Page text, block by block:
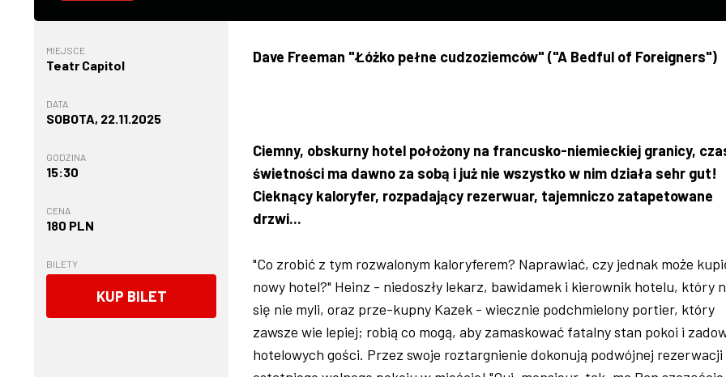
MIEJSCE
Teatr Capitol
DATA
SOBOTA, 22.11.2025
GODZINA
15:30
CENA
180 PLN
BILETY
KUP BILET
Dave Freeman "Łóżko pełne cudzoziemców" ("A Bedful of Foreigners")
Ciemny, obskurny hotel położony na francusko-niemieckiej granicy,
świetności ma dawno za sobą i już nie wszystko w nim działa sehr gut!
Cieknący kaloryfer, rozpadający rezerwuar, tajemniczo zatapetowane
drzwi...
"Co zrobić z tym rozwalonym kaloryferem? Naprawiać, czy jednak może
nowy hotel?" Heinz - niedoszły lekarz, bawidamek i kierownik hotelu, który
się nie myli, oraz prze-kupny Kazek - wiecznie podchmielony portier, który
zawsze wie lepiej; robią co mogą, aby zamaskować fatalny stan pokoi i
hotelowych gości. Przez swoje roztargnienie dokonują podwójnej rezerwacji